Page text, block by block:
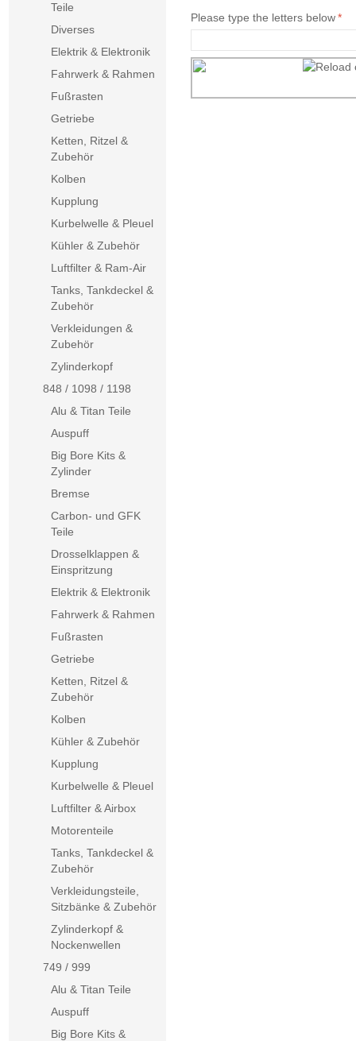
*
Please type the letters below
Teile
Diverses
Elektrik & Elektronik
Fahrwerk & Rahmen
Fußrasten
Getriebe
Ketten, Ritzel &
Zubehör
Kolben
Kupplung
Kurbelwelle & Pleuel
Kühler & Zubehör
Luftfilter & Ram-Air
Tanks, Tankdeckel &
Zubehör
Verkleidungen &
Zubehör
Zylinderkopf
848 / 1098 / 1198
Alu & Titan Teile
Auspuff
Big Bore Kits &
Zylinder
Bremse
Carbon- und GFK
Teile
Drosselklappen &
Einspritzung
Elektrik & Elektronik
Fahrwerk & Rahmen
Fußrasten
Getriebe
Ketten, Ritzel &
Zubehör
Kolben
Kühler & Zubehör
Kupplung
Kurbelwelle & Pleuel
Luftfilter & Airbox
Motorenteile
Tanks, Tankdeckel &
Zubehör
Verkleidungsteile,
Sitzbänke & Zubehör
Zylinderkopf &
Nockenwellen
749 / 999
Alu & Titan Teile
Auspuff
Big Bore Kits &